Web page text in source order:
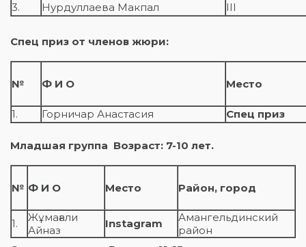
3.
Нурдуллаева Макпал III
Спец приз от членов жюри:
№ Ф И О Место
1. Горничар Анастасия Спец приз
Младшая группа Возраст: 7-10 лет.
№ Ф И О Место Район, город
1.
Жұмағали
Айназ
Instagram
Амангельдинский
район